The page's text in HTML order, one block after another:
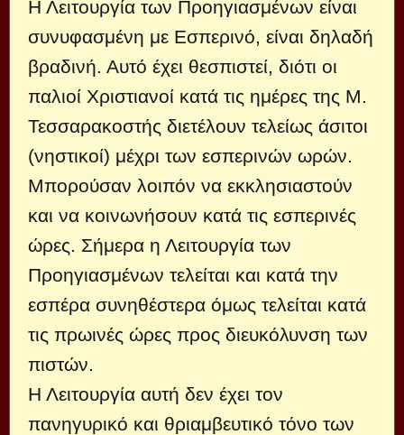
Η Λειτουργία των Προηγιασμένων είναι
συνυφασμένη με Εσπερινό, είναι δηλαδή
βραδινή. Αυτό έχει θεσπιστεί, διότι οι
παλιοί Χριστιανοί κατά τις ημέρες της Μ.
Τεσσαρακοστής διετέλουν τελείως άσιτοι
(νηστικοί) μέχρι των εσπερινών ωρών.
Μπορούσαν λοιπόν να εκκλησιαστούν
και να κοινωνήσουν κατά τις εσπερινές
ώρες. Σήμερα η Λειτουργία των
Προηγιασμένων τελείται και κατά την
εσπέρα συνηθέστερα όμως τελείται κατά
τις πρωινές ώρες προς διευκόλυνση των
πιστών.
Η Λειτουργία αυτή δεν έχει τον
πανηγυρικό και θριαμβευτικό τόνο των